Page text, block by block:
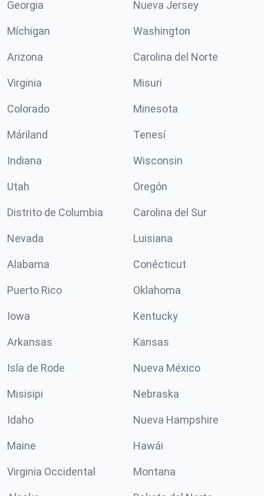
Georgia Nueva Jersey
Míchigan Washington
Arizona Carolina del Norte
Virginia Misuri
Colorado Minesota
Máriland Tenesí
Indiana Wisconsin
Utah Oregón
Distrito de Columbia Carolina del Sur
Nevada Luisiana
Alabama Conécticut
Puerto Rico Oklahoma
Iowa Kentucky
Arkansas Kansas
Isla de Rode Nueva México
Misisipi Nebraska
Idaho Nueva Hampshire
Maine Hawái
Virginia Occidental Montana